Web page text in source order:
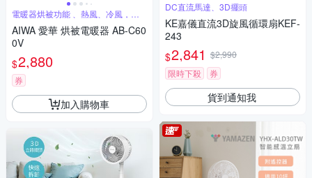
電暖器烘被功能 、熱風、冷風，雙
模式
AIWA 愛華 烘被電暖器 AB-C60
0V
$2,880
券
加入購物車
DC直流馬達、3D擺頭
KE嘉儀直流3D旋風循環扇KEF-
243
$2,841 $2,990
限時下殺
券
貨到通知我